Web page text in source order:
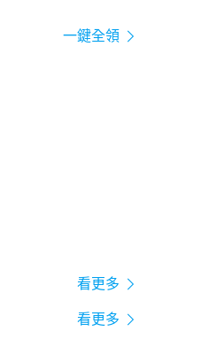
一鍵全領
看更多
看更多